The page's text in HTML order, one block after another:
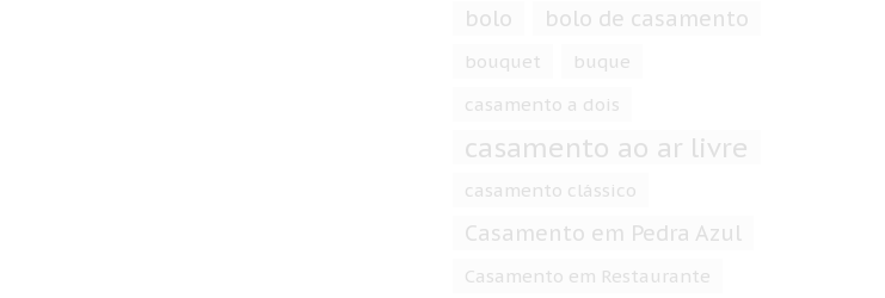
bolo bolo de casamento
bouquet
buque
casamento a dois
casamento ao ar livre
casamento clássico
Casamento em Pedra Azul
Casamento em Restaurante